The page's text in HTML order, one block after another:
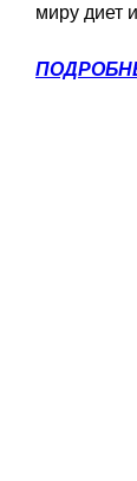
миру диет